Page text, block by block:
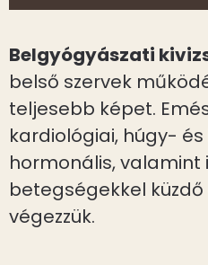
Belgyógyászati
belső szervek
teljesebb képet.
kardiológiai, húgy- és
hormonális, valamint
betegségekkel
végezzük.